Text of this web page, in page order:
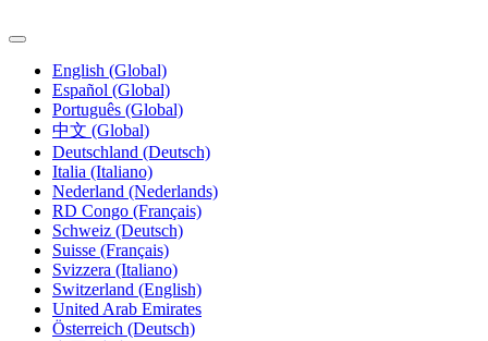
English (Global)
Español (Global)
Português (Global)
中文 (Global)
Deutschland (Deutsch)
Italia (Italiano)
Nederland (Nederlands)
RD Congo (Français)
Schweiz (Deutsch)
Suisse (Français)
Svizzera (Italiano)
Switzerland (English)
United Arab Emirates
Österreich (Deutsch)